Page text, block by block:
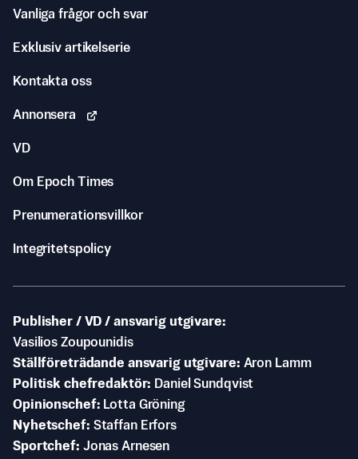
Vanliga frågor och svar
Exklusiv artikelserie
Kontakta oss
Annonsera
VD
Om Epoch Times
Prenumerationsvillkor
Integritetspolicy
Publisher / VD / ansvarig utgivare
Vasilios Zoupounidis
Ställföreträdande ansvarig utgivare Aron Lamm
Politisk chefredaktör
Daniel Sundqvist
Opinionschef
Lotta Gröning
Nyhetschef Staffan Erfors
Sportchef Jonas Arnesen